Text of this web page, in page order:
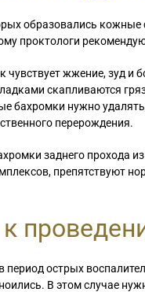
образовались
проктологи
жжение, зуд и
скапливаются
бахромки нужно
перерождения.
заднего прохода
препятствуют
острых
В этом случае